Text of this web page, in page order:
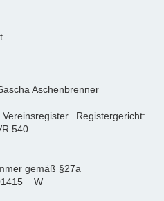
Aschenbrenner
Registergericht:
540
gemäß §27a
W